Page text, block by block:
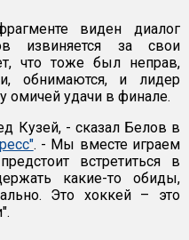
виден диалог
извиняется за свои
что тоже был неправ,
обнимаются, и лидер
омичей удачи в финале.
Кузей, - сказал Белов в
. - Мы вместе играем
встретиться в
какие-то обиды,
Это хоккей – это